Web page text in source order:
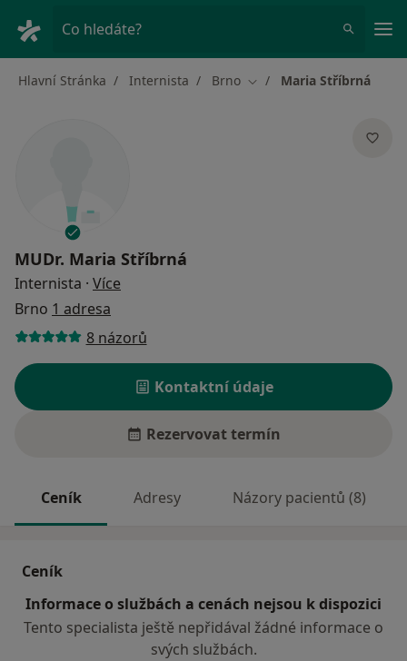
Co hledáte?
Hlavní Stránka Internista Brno Změna města
Maria Stříbrná
MUDr. Maria Stříbrná
Internista · Více
Brno 1 adresa
8 názorů
Kontaktní údaje
Rezervovat termín
Ceník Adresy Názory pacientů (8)
Ceník
Informace o službách a cenách nejsou k dispozici
Tento specialista ještě nepřidával žádné informace o
svých službách.